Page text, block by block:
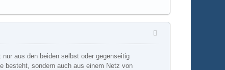
aus den beiden selbst oder gegenseitig
besteht, sondern auch aus einem Netz von